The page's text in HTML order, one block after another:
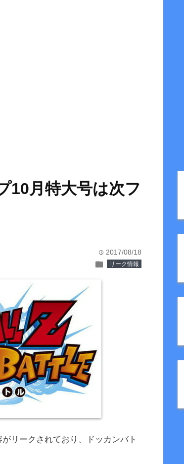
10月特大号は次フ
time 2017/08/18
folder リーク情報
リークされており、ドッカンバト